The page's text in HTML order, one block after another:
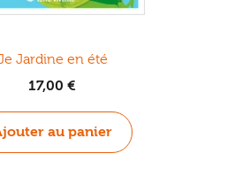
Jardine en été
17,00 €
au panier